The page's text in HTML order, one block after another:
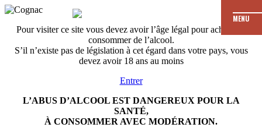
Pour visiter ce site vous devez avoir l’âge légal pour acheter et
consommer de l’alcool.
S’il n’existe pas de législation à cet égard dans votre pays, vous
devez avoir 18 ans au moins
Entrer
L’ABUS D’ALCOOL EST DANGEREUX POUR LA
SANTÉ,
À CONSOMMER AVEC MODÉRATION.
MENU